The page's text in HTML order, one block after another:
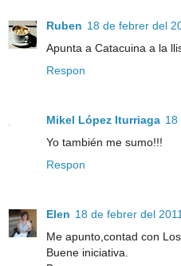
Ruben 18 de febrer del
Apunta a Catacuina a la
Respon
Mikel López Iturriaga 18
Yo también me sumo!!!
Respon
Elen 18 de febrer del
Me apunto,contad con
Buene iniciativa.